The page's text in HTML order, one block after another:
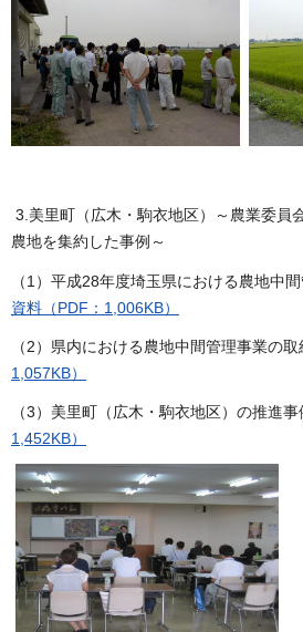
3.美里町（広木・駒衣地区）～農業委員
農地を集約した事例～
（1）平成28年度埼玉県における農地中
資料（PDF：1,006KB）
（2）県内における農地中間管理事業の
1,057KB）
（3）美里町（広木・駒衣地区）の推進
1,452KB）